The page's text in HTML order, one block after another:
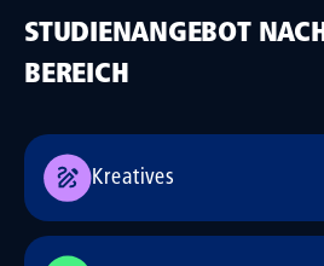
STUDIENANGEBOT NACH
BEREICH
Kreatives